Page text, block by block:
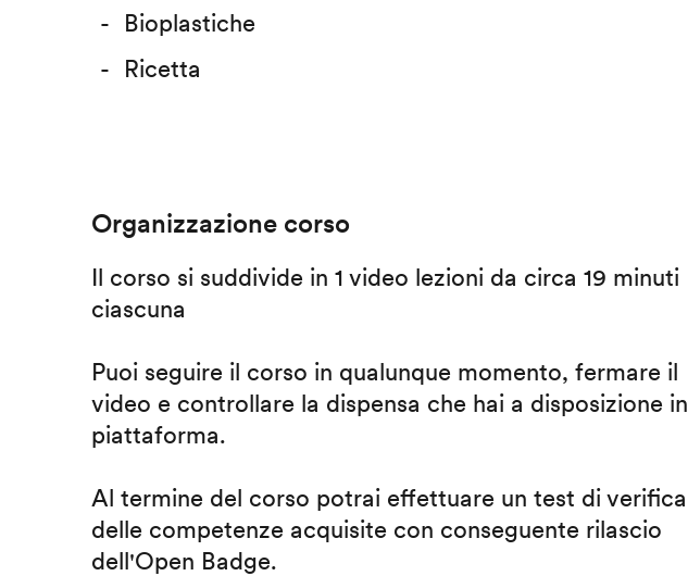
Bioplastiche
Ricetta
Organizzazione corso
Il corso si suddivide in 1 video lezioni da circa 19 minuti
ciascuna
Puoi seguire il corso in qualunque momento, fermare il
video e controllare la dispensa che hai a disposizione in
piattaforma.
Al termine del corso potrai effettuare un test di verifica
delle competenze acquisite con conseguente rilascio
dell'Open Badge.